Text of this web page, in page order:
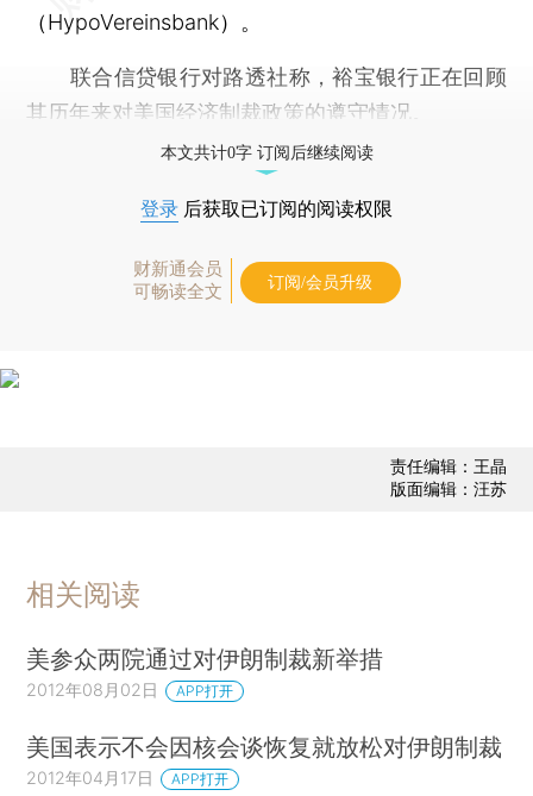
（HypoVereinsbank）。
联合信贷银行对路透社称，裕宝银行正在回顾
其历年来对美国经济制裁政策的遵守情况。
本文共计0字 订阅后继续阅读
登录 后获取已订阅的阅读权限
财新通会员
可畅读全文
订阅/会员升级
责任编辑：王晶
版面编辑：汪苏
相关阅读
美参众两院通过对伊朗制裁新举措
2012年08月02日 APP打开
美国表示不会因核会谈恢复就放松对伊朗制裁
2012年04月17日 APP打开